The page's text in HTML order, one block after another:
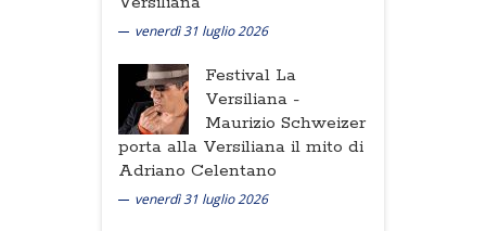
venerdì 31 luglio 2026
Festival La
Versiliana -
Maurizio Schweizer
porta alla Versiliana il mito di
Adriano Celentano
venerdì 31 luglio 2026